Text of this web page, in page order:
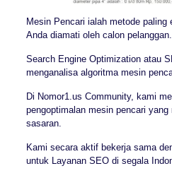
Mesin Pencari ialah metode
Anda diamati oleh calon pelanggan.
Search Engine Optimization atau
menganalisa algoritma mesin
Di Nomor1.us Community, kami
pengoptimalan mesin pencari
sasaran.
Kami secara aktif bekerja sama
untuk Layanan SEO di segala